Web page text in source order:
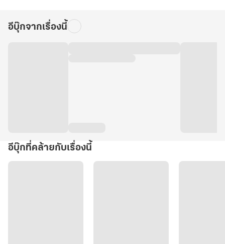
อีบุ๊กจากเรื่องนี้
อีบุ๊กที่คล้ายกับเรื่องนี้